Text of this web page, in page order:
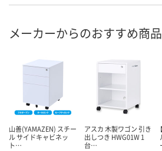
メーカーからのおすすめ商品
山善(YAMAZEN) スチー
ル サイドキャビネッ
ト…
アスカ 木製ワゴン 引き
出しつき HWG01W 1
台…